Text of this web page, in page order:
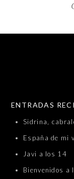
ENTRADAS
Sidrina,
España de mi
Javi a los 14
Bienvenidos a